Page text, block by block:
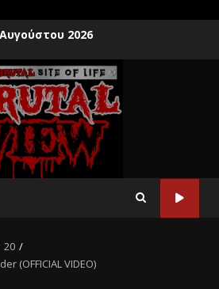
2026
20
(OFFICIAL VIDEO)